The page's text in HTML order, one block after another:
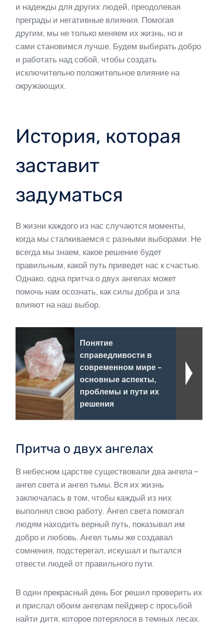
и надежды для других людей, преодолевая
преграды и негативные влияния. Помогая
другим, мы не только меняем их жизнь, но и
сами становимся лучше. Будем выбирать добро
и работать над собой, чтобы создать
исключительно положительное влияние на
окружающих.
История, которая
заставит
задуматься
В жизни каждого из нас случаются моменты,
когда мы сталкиваемся с разными выборами. Не
всегда мы знаем, какое решение будет
правильным, какой путь приведет нас к счастью.
Однако, одна притча о двух ангелах может
помочь нам осознать, как силы добра и зла
влияют на наш выбор.
Понятие
справедливости в
современном мире -
основные аспекты,
проблемы и пути их
решения
Притча о двух ангелах
В небесном царстве существовали два ангела –
ангел света и ангел тьмы. Вся их жизнь
заключалась в том, чтобы каждый из них
выполнял свою работу. Ангел света помогал
людям находить верный путь, показывал им
добро и любовь. Ангел тьмы же создавал
сомнения, подстерегал, искушал и пытался
отвести людей от правильного пути.
В один прекрасный день Бог решил проверить их
и прислал обоим ангелам пейджер с просьбой
найти дитя, которое потерялося в темных лесах.